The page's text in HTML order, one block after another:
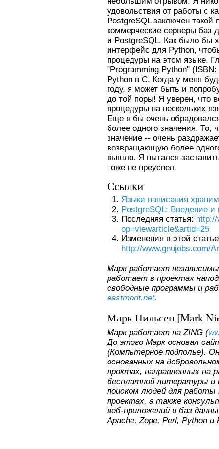
удовольствия от работы с
PostgreSQL заключен такой
коммерческие серверы баз
и PostgreSQL. Как было бы
интерфейс для Python,
процедуры на этом языке.
"Programming Python"
Python в C. Когда у меня
году, я может быть и
до той поры! Я уверен, что
процедуры на нескольких
Еще я бы очень
более одного значения. То,
значение -- очень
возвращающую более
вышло. Я пытался
тоже не преуспел.
Ссылки
Языки написания
PostgreSQL: Введение и
Последняя статья: http://
op=viewarticle&artid=25
Изменения в этой
http://www.gnujobs.com/
Марк работает
работает в проектах
свободные программы и
eastmont.net.
Марк Нильсен[Mark
Марк работает на ZING (
До этого Марк основал
(Компьтерное подполье).
основанных на
проктах, направленных на
бесплатной литературы и
поиском людей для работы
проектах, а также
веб-приложений и баз
Apache, Zope, Perl, Python и